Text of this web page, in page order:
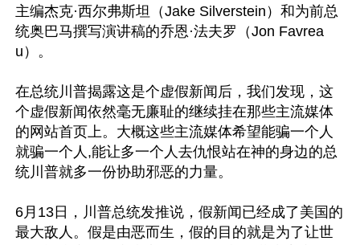
主编杰克·西尔弗斯坦（Jake Silverstein）和为前总
统奥巴马撰写演讲稿的乔恩·法夫罗（Jon Favrea
u）。
在总统川普揭露这是个虚假新闻后，我们发现，这
个虚假新闻依然毫无廉耻的继续挂在那些主流媒体
的网站首页上。大概这些主流媒体希望能骗一个人
就骗一个人,能让多一个人去仇恨站在神的身边的总
统川普就多一份协助邪恶的力量。
6月13日，川普总统发推说，假新闻已经成了美国的
最大敌人。假是由恶而生，假的目的就是为了让世